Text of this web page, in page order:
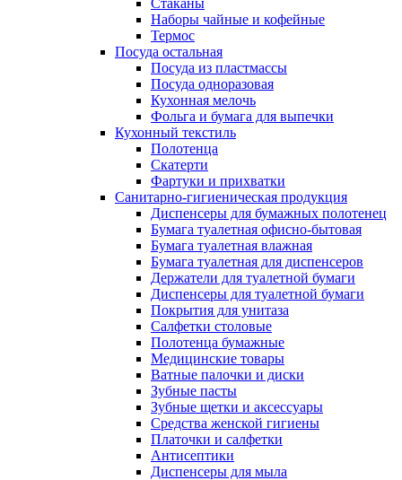
Стаканы
Наборы чайные и кофейные
Термос
Посуда остальная
Посуда из пластмассы
Посуда одноразовая
Кухонная мелочь
Фольга и бумага для выпечки
Кухонный текстиль
Полотенца
Скатерти
Фартуки и прихватки
Санитарно-гигиеническая продукция
Диспенсеры для бумажных полотенец
Бумага туалетная офисно-бытовая
Бумага туалетная влажная
Бумага туалетная для диспенсеров
Держатели для туалетной бумаги
Диспенсеры для туалетной бумаги
Покрытия для унитаза
Салфетки столовые
Полотенца бумажные
Медицинские товары
Ватные палочки и диски
Зубные пасты
Зубные щетки и аксессуары
Средства женской гигиены
Платочки и салфетки
Антисептики
Диспенсеры для мыла